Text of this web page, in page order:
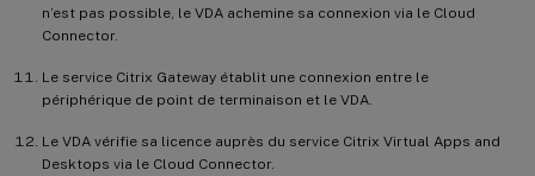
n’est pas possible, le VDA achemine sa connexion via le Cloud
Connector.
Le service Citrix Gateway établit une connexion entre le
périphérique de point de terminaison et le VDA.
Le VDA vérifie sa licence auprès du service Citrix Virtual Apps and
Desktops via le Cloud Connector.